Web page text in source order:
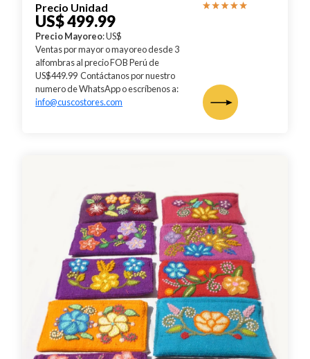
Precio Unidad
US$ 499.99
Precio Mayoreo: US$
Ventas por mayor o mayoreo desde 3
alfombras al precio FOB Perú de
US$449.99 Contáctanos por nuestro
numero de WhatsApp o escríbenos a:
info@cuscostores.com